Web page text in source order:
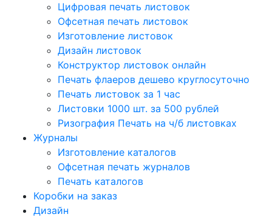
Цифровая печать листовок
Офсетная печать листовок
Изготовление листовок
Дизайн листовок
Конструктор листовок онлайн
Печать флаеров дешево круглосуточно
Печать листовок за 1 час
Листовки 1000 шт. за 500 рублей
Ризография Печать на ч/б листовках
Журналы
Изготовление каталогов
Офсетная печать журналов
Печать каталогов
Коробки на заказ
Дизайн